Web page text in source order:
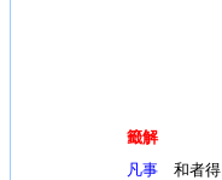
籤解
凡事和者得